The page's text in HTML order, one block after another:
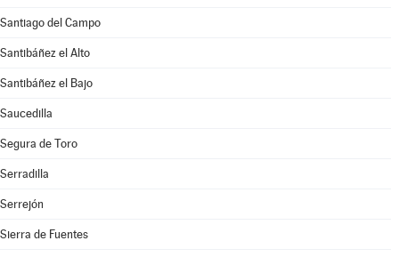
Santiago del Campo
Santibáñez el Alto
Santibáñez el Bajo
Saucedilla
Segura de Toro
Serradilla
Serrejón
Sierra de Fuentes